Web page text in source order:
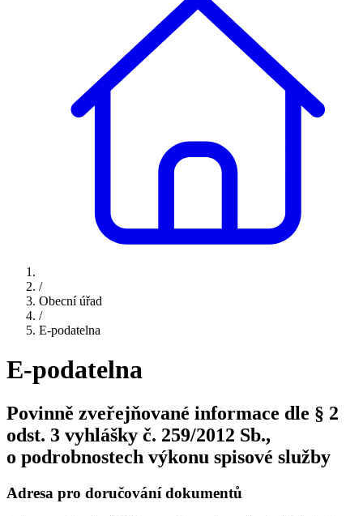
/
Obecní úřad
/
E-podatelna
E-podatelna
Povinně zveřejňované informace dle § 2
odst. 3 vyhlášky č. 259/2012 Sb.,
o podrobnostech výkonu spisové služby
Adresa pro doručování dokumentů